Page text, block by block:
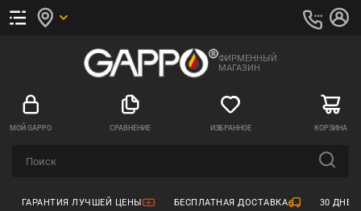
ФИРМЕННЫЙ
МАГАЗИН
МОЙ GAPPO СРАВНЕНИЕ ИЗБРАННОЕ КОРЗИНА
ГАРАНТИЯ ЛУЧШЕЙ ЦЕНЫ БЕСПЛАТНАЯ ДОСТАВКА 30